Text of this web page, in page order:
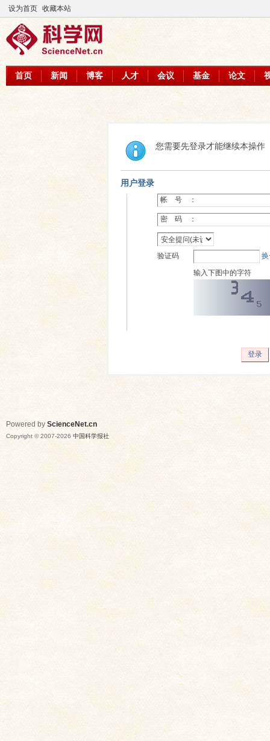
设为首页 收藏本站
首页 新闻 博客 人才 会议 基金 论文
您需要先登录才能继续本操作
用户登录
帐 号 ：
密 码 ：
验证码
输入下图中的字符
登录
Powered by ScienceNet.cn
Copyright © 2007-2026 中国科学报社